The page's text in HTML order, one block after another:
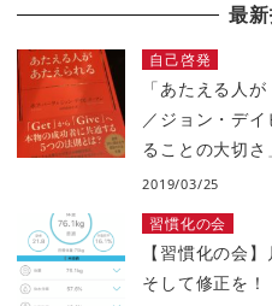
最
自己啓発
「あたえる人
／ジョン・デ
ることの大切
2019/03/25
習慣化の会
【習慣化の会
そして修正を！